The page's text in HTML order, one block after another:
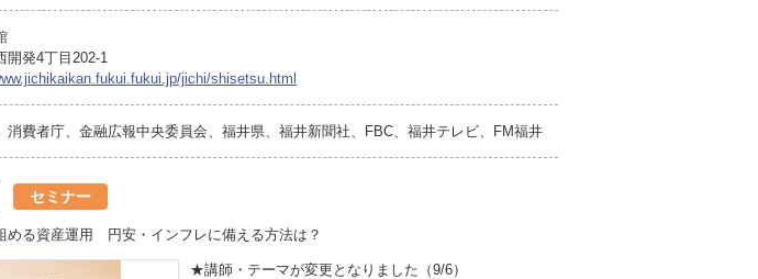
開発4丁目202-1
jichi/shisetsu.html
消費者庁、金融広報中央委員会、福井県、福井新聞社、FBC、福井テレビ、FM福井
セミナー
める資産運用 円安・インフレに備える方法は？
★講師・テーマが変更となりました（9/6）